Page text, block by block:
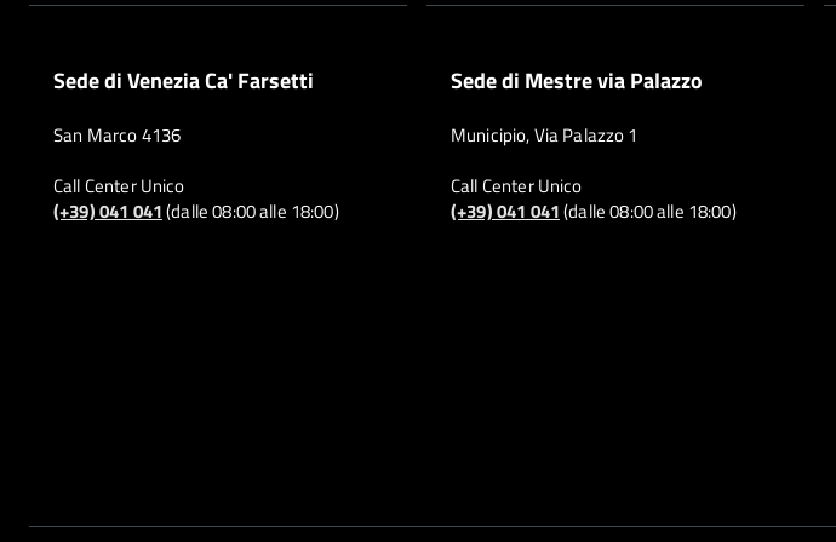
Sede di Venezia Ca' Farsetti
San Marco 4136
Call Center Unico
(+39) 041 041(dalle 08:00 alle 18:00)
Sede di Mestre via Palazzo
Municipio, Via Palazzo 1
Call Center Unico
(+39) 041 041(dalle 08:00 alle 18:00)